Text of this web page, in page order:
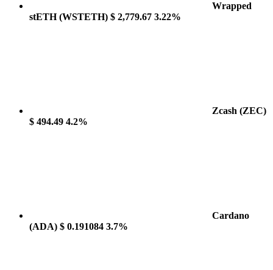
Wrapped
stETH(WSTETH) $ 2,779.67 3.22%
Zcash (ZEC)
$ 494.49 4.2%
Cardano
(ADA) $ 0.191084 3.7%